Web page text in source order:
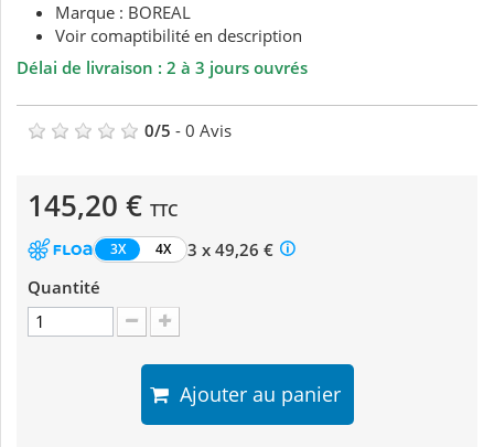
Marque : BOREAL
Voir comaptibilité en description
Délai de livraison : 2 à 3 jours ouvrés
0/5 - 0 Avis
145,20 € TTC
3X 4X
3 x 49,26 €
Quantité
Ajouter au panier